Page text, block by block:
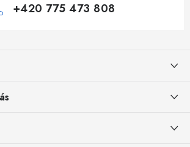
+420 775 473 808
zakázek